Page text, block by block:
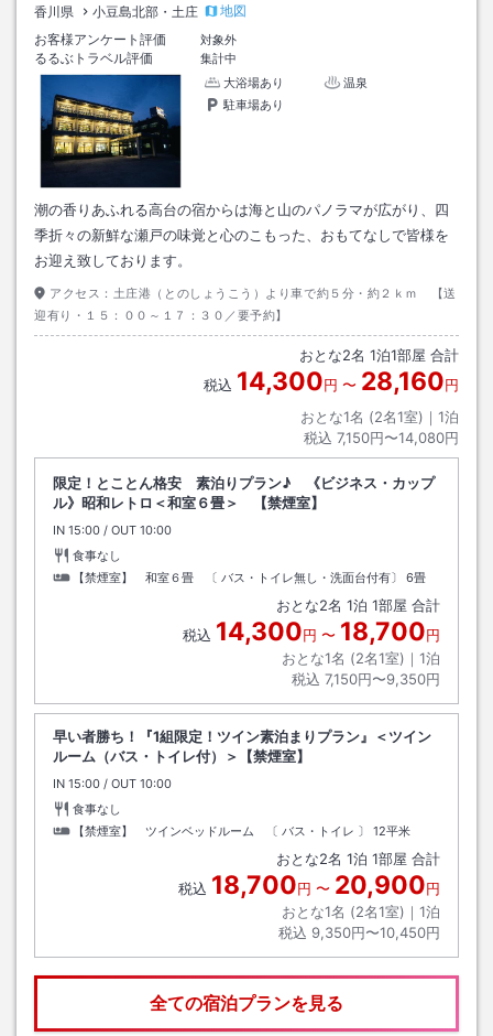
香川県 小豆島北部・土庄
地図
お客様アンケート評価
対象外
るるぶトラベル評価
集計中
大浴場あり
温泉
駐車場あり
潮の香りあふれる高台の宿からは海と山のパノラマが広がり、四
季折々の新鮮な瀬戸の味覚と心のこもった、おもてなしで皆様を
お迎え致しております。
アクセス： 土庄港（とのしょうこう）より車で約５分・約２ｋｍ 【送
迎有り・１５：００～１７：３０／要予約】
おとな2名 1泊1部屋 合計
税込 14,300円 〜 28,160円
おとな1名 (2名1室)｜ 1泊
税込 7,150円〜14,080円
限定！とことん格安 素泊りプラン♪ 《ビジネス・カップ
ル》昭和レトロ＜和室６畳＞ 【禁煙室】
IN チェックイン
15:00 / OUT チェックアウト
10:00
食事なし
【禁煙室】 和室６畳 〔 バス・トイレ無し・洗面台付有〕
6畳
おとな2名 1泊 1部屋 合計
税込 14,300円 〜 18,700円
おとな1名 (2名1室)｜ 1泊
税込 7,150円〜9,350円
早い者勝ち！『1組限定！ツイン素泊まりプラン』＜ツイン
ルーム（バス・トイレ付）＞【禁煙室】
IN チェックイン
15:00 / OUT チェックアウト
10:00
食事なし
【禁煙室】 ツインベッドルーム 〔 バス・トイレ 〕
12平米
おとな2名 1泊 1部屋 合計
税込 18,700円 〜 20,900円
おとな1名 (2名1室)｜ 1泊
税込 9,350円〜10,450円
全ての宿泊プランを見る